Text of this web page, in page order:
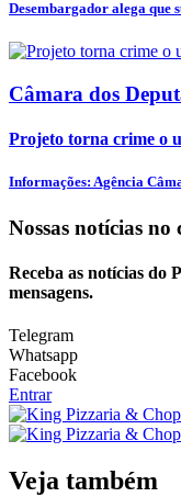
Desembargador alega que
Câmara dos
Projeto torna crime o
Informações: Agência
Nossas notícias no
Receba as notícias do
mensagens.
Telegram
Whatsapp
Facebook
Entrar
Veja também